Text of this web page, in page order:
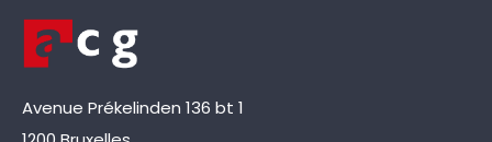
Avenue Prékelinden 136 bt 1